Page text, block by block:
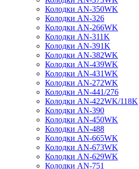
Колодки AN-350WK
Колодки AN-326
Колодки AN-266WK
Колодки AN-311K
Колодки AN-391K
Колодки AN-382WK
Колодки AN-439WK
Колодки AN-431WK
Колодки AN-272WK
Колодки AN-441/276
Колодки AN-422WK/118K
Колодки AN-390
Колодки AN-450WK
Колодки AN-488
Колодки AN-665WK
Колодки AN-673WK
Колодки AN-629WK
Колодки AN-751